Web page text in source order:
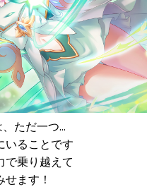
ただ一つ…
いることです
で乗り越えて
ます！